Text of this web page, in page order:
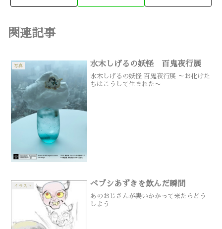
関連記事
写真 水木しげるの妖怪 百鬼夜行展
水木しげるの妖怪 百鬼夜行展 ～お化けた
ちはこうして生まれた〜
イラスト ペプシあずきを飲んだ瞬間
あのおじさんが襲いかかって来たらどう
しよう